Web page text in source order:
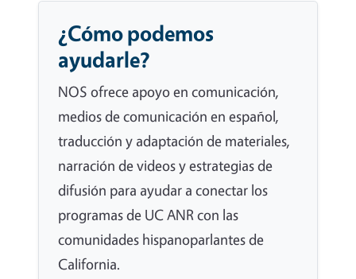
¿Cómo podemos
ayudarle?
NOS ofrece apoyo en comunicación,
medios de comunicación en español,
traducción y adaptación de materiales,
narración de videos y estrategias de
difusión para ayudar a conectar los
programas de UC ANR con las
comunidades hispanoparlantes de
California.